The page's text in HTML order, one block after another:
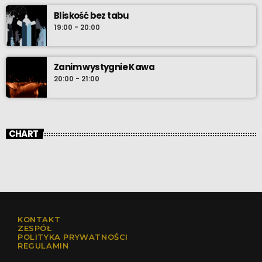
Bliskość bez tabu
19:00 - 20:00
Zanim wystygnie Kawa
20:00 - 21:00
CHART
KONTAKT
ZESPÓŁ
POLITYKA PRYWATNOŚCI
REGULAMIN